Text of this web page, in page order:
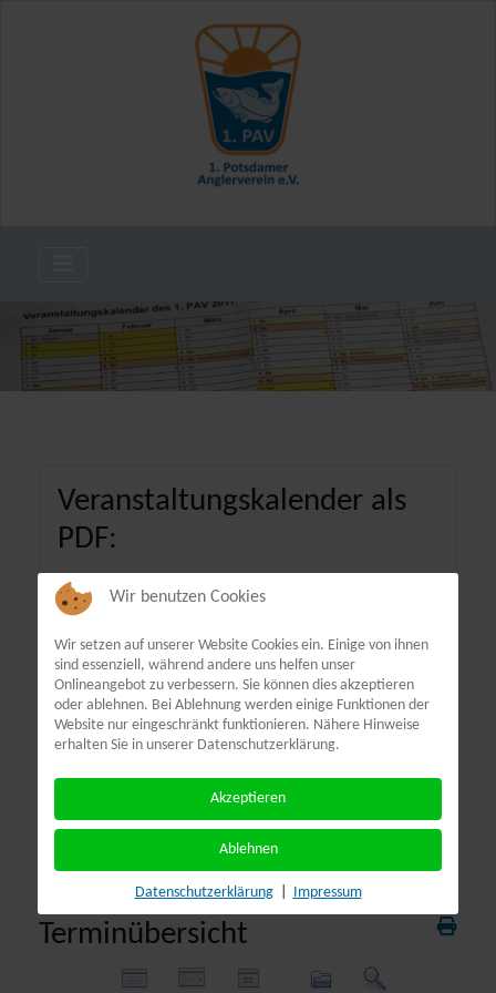
Veranstaltungskalender als
PDF:
Terminübersicht
Wir benutzen Cookies
Wir setzen auf unserer Website Cookies ein. Einige von ihnen
sind essenziell, während andere uns helfen unser
Onlineangebot zu verbessern. Sie können dies akzeptieren
oder ablehnen. Bei Ablehnung werden einige Funktionen der
Website nur eingeschränkt funktionieren. Nähere Hinweise
erhalten Sie in unserer Datenschutzerklärung.
Akzeptieren
Ablehnen
Datenschutzerklärung Impressum